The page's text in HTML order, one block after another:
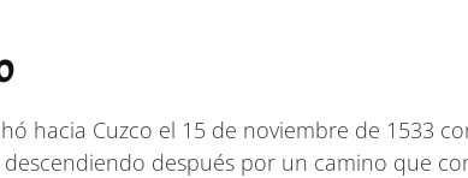
hacia Cuzco el 15 de noviembre de 1533
después por un camino que